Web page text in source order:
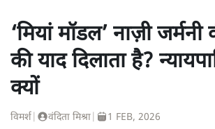
‘मियां मॉडल’ नाज़ी जर्मनी
की याद दिलाता है?
क्यों
विमर्श वंदिता मिश्रा 1 FEB, 2026